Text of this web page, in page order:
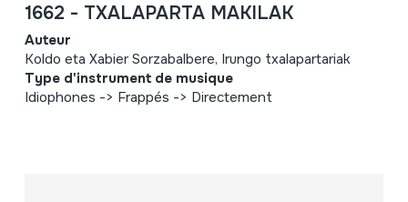
1662 - TXALAPARTA MAKILAK
Auteur
Koldo eta Xabier Sorzabalbere, Irungo txalapartariak
Type d'instrument de musique
Idiophones -> Frappés -> Directement